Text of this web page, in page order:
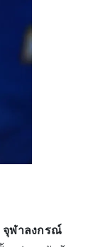
จุฬาลงกรณ์